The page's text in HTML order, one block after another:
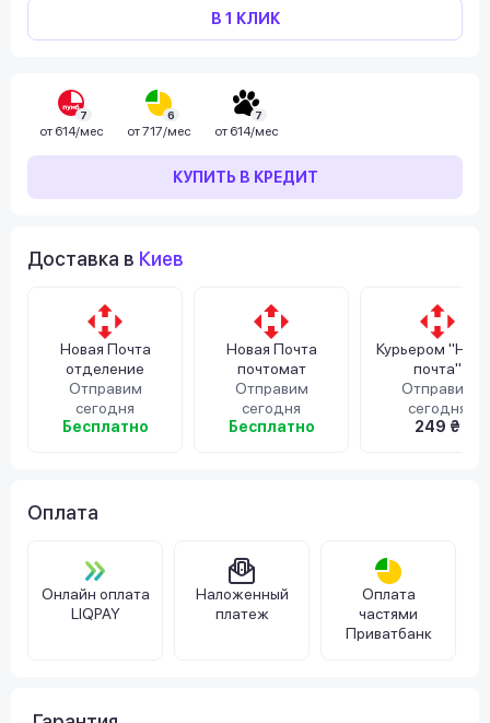
В 1 КЛИК
7
от 614/мес
6
от717/мес
7
от 614/мес
КУПИТЬ В КРЕДИТ
Доставка в Киев
Новая Почта
отделение
Отправим
сегодня
Бесплатно
Новая Почта
почтомат
Отправим
сегодня
Бесплатно
Курьером
почта"
Отправим
сегодня
249 ₴
Оплата
Онлайн оплата
LIQPAY
Наложенный
платеж
Оплата
частями
Приватбанк